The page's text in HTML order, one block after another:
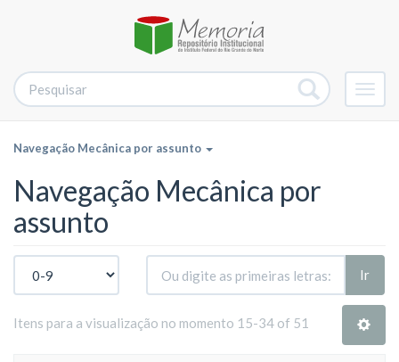
Navegação Mecânica por assunto
Navegação Mecânica por
assunto
Ir
Itens para a visualização no momento 15-34 of 51